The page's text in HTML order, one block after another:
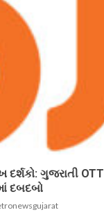
ગુજરાતી OTT
દબદબો